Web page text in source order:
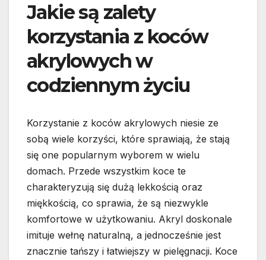
Jakie są zalety
korzystania z koców
akrylowych w
codziennym życiu
Korzystanie z koców akrylowych niesie ze
sobą wiele korzyści, które sprawiają, że stają
się one popularnym wyborem w wielu
domach. Przede wszystkim koce te
charakteryzują się dużą lekkością oraz
miękkością, co sprawia, że są niezwykle
komfortowe w użytkowaniu. Akryl doskonale
imituje wełnę naturalną, a jednocześnie jest
znacznie tańszy i łatwiejszy w pielęgnacji. Koce